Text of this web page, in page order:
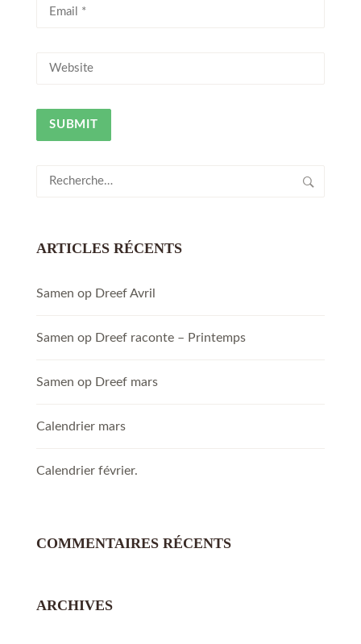
Rechercher :
ARTICLES RÉCENTS
Samen op Dreef Avril
Samen op Dreef raconte – Printemps
Samen op Dreef mars
Calendrier mars
Calendrier février.
COMMENTAIRES RÉCENTS
ARCHIVES